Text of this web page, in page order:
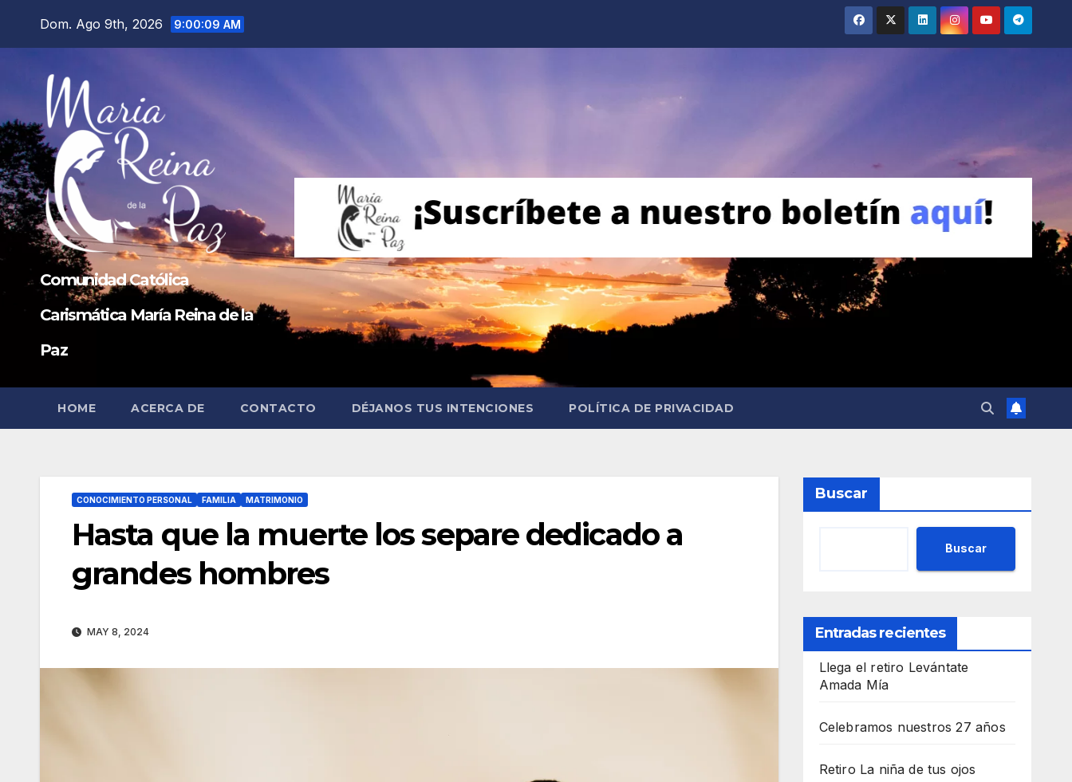
Dom. Ago 9th, 2026 9:00:10 AM
Comunidad Católica
Carismática María Reina de la
Paz
HOME ACERCA DE CONTACTO DÉJANOS TUS INTENCIONES POLÍTICA DE PRIVACIDAD
CONOCIMIENTO PERSONAL FAMILIA MATRIMONIO
Hasta que la muerte los separe dedicado a
grandes hombres
MAY 8, 2024
Buscar
Buscar
Entradas recientes
Llega el retiro Levántate
Amada Mía
Celebramos nuestros 27 años
Retiro La niña de tus ojos